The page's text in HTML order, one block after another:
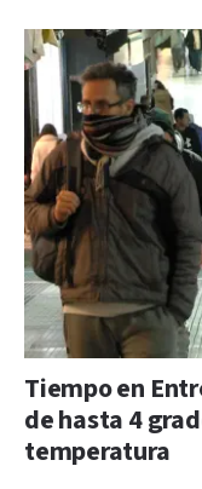
Tiempo en
de hasta 4
temperatura